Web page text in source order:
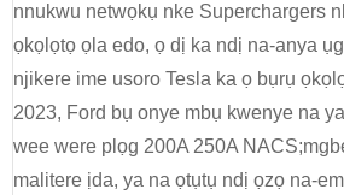
nnukwu netwọkụ nke Superchargers
ọkọlọtọ ọla edo, ọ dị ka ndị na-anya
njikere ime usoro Tesla ka ọ bụrụ
2023, Ford bụ onye mbụ kwenye na
wee were plọg 200A 250A
malitere ịda, ya na ọtụtụ ndị ọzọ na-